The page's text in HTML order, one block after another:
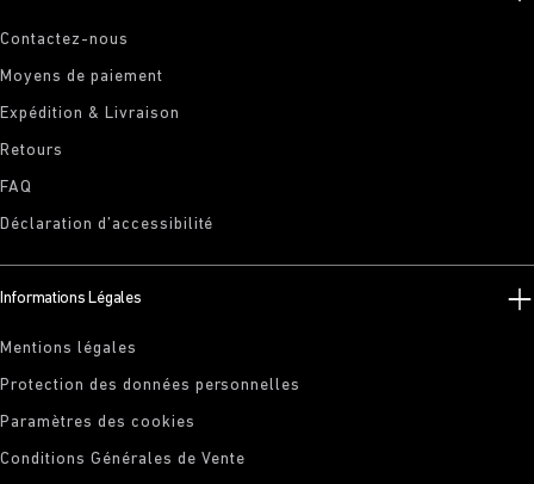
Contactez-nous
Moyens de paiement
Expédition & Livraison
Retours
FAQ
Déclaration d’accessibilité
Informations Légales
Mentions légales
Protection des données personnelles
Paramètres des cookies
Conditions Générales de Vente